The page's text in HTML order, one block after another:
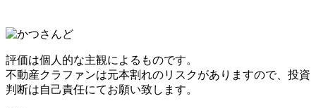
評価は個人的な主観によるものです。
不動産クラファンは元本割れのリスクがありますので、投資
判断は自己責任にてお願い致します。